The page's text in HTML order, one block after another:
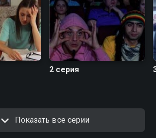
2 серия
Показать все серии